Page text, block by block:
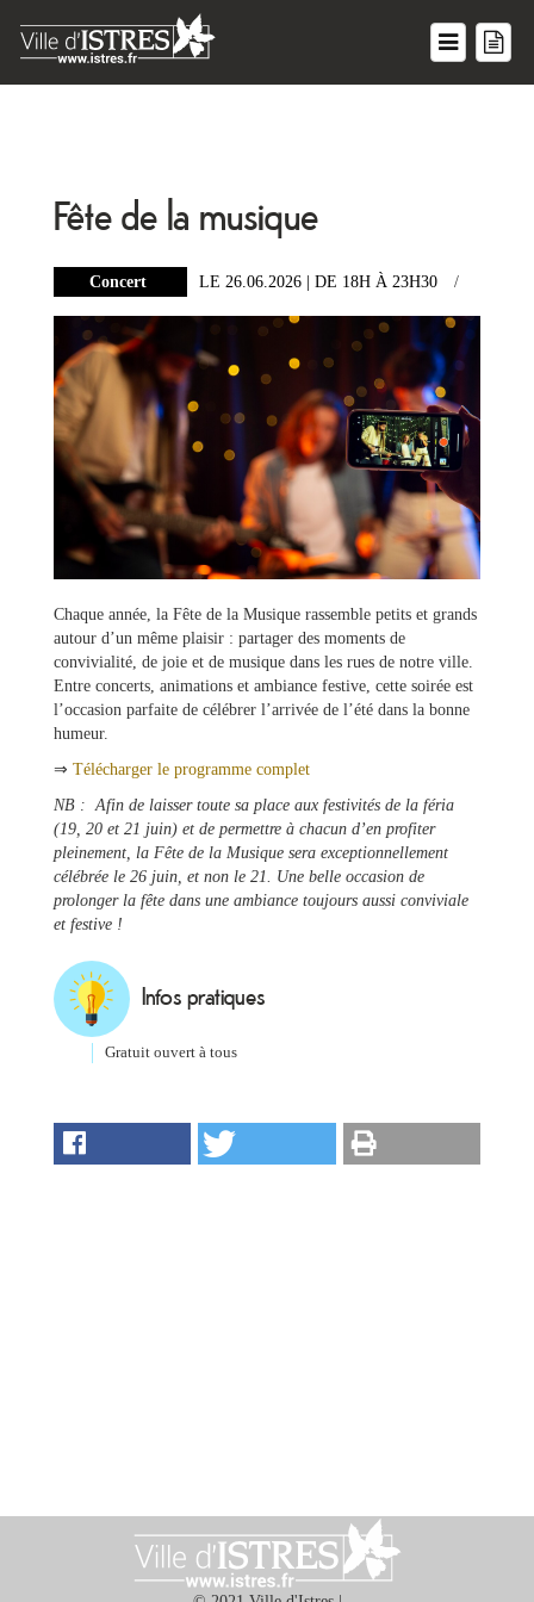
Ma
Mes
démarches
Ma
ville
Culture
|
Tourisme
Fête de la musique
Concert LE 26.06.2026 | DE 18H À 23H30 /
Chaque année, la Fête de la Musique rassemble petits et grands
autour d’un même plaisir : partager des moments de
convivialité, de joie et de musique dans les rues de notre ville.
Entre concerts, animations et ambiance festive, cette soirée est
l’occasion parfaite de célébrer l’arrivée de l’été dans la bonne
humeur.
⇒ Télécharger le programme complet
NB : Afin de laisser toute sa place aux festivités de la féria
(19, 20 et 21 juin) et de permettre à chacun d’en profiter
pleinement, la Fête de la Musique sera exceptionnellement
célébrée le 26 juin, et non le 21. Une belle occasion de
prolonger la fête dans une ambiance toujours aussi conviviale
et festive !
Infos pratiques
Gratuit ouvert à tous